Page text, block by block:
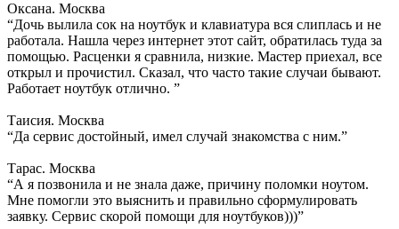
Оксана. Москва
“Дочь вылила сок на ноутбук и клавиатура вся слиплась и не
работала. Нашла через интернет этот сайт, обратилась туда за
помощью. Расценки я сравнила, низкие. Мастер приехал, все
открыл и прочистил. Сказал, что часто такие случаи бывают.
Работает ноутбук отлично. ”
Таисия. Москва
“Да сервис достойный, имел случай знакомства с ним.”
Тарас. Москва
“А я позвонила и не знала даже, причину поломки ноутом.
Мне помогли это выяснить и правильно сформулировать
заявку. Сервис скорой помощи для ноутбуков)))”